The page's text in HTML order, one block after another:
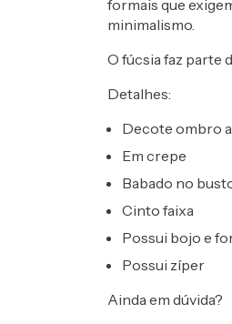
formais que
minimalismo.
O fúcsia faz parte
Detalhes:
Decote ombro
Em crepe
Babado no
Cinto faixa
Possui bojo e
Possui zíper
Ainda em dúvida?